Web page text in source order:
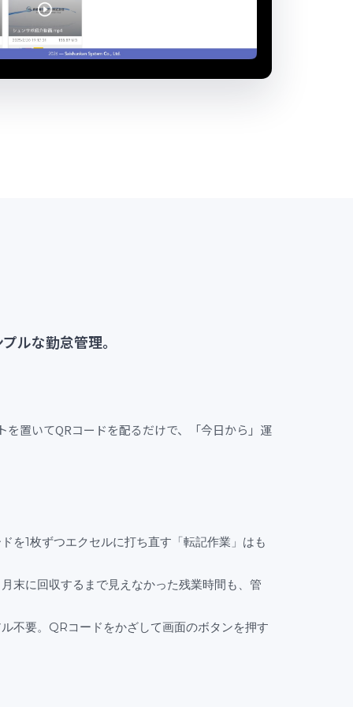
ルな勤怠管理。
を置いてQRコードを配るだけで、「今日から」運
を1枚ずつエクセルに打ち直す「転記作業」はも
月末に回収するまで見えなかった残業時間も、管
不要。QRコードをかざして画面のボタンを押す